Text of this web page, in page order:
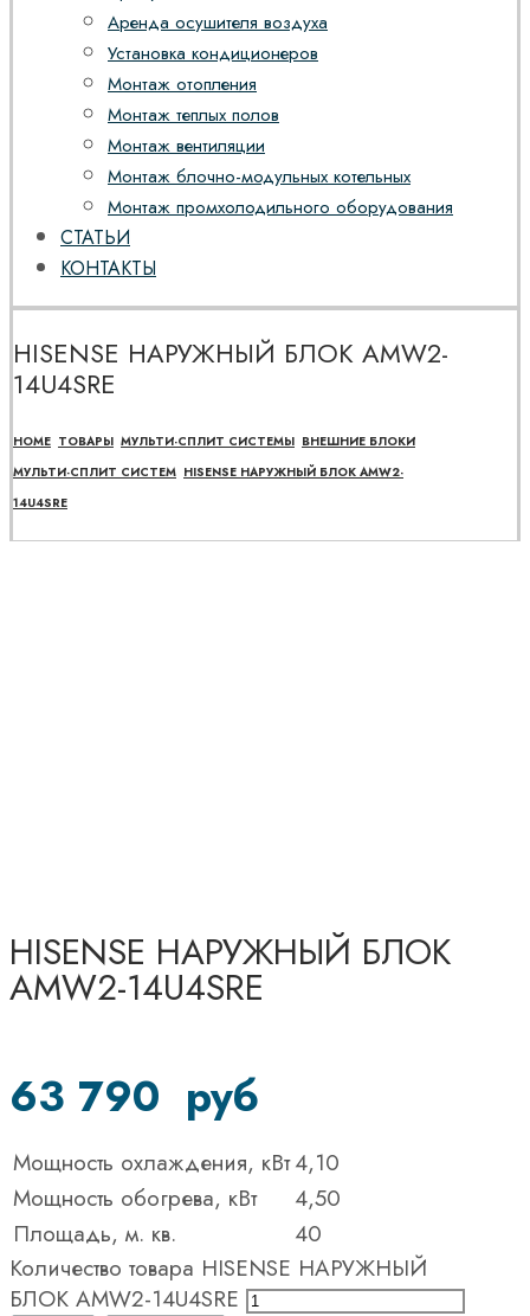
Аренда осушителя воздуха
Установка кондиционеров
Монтаж отопления
Монтаж теплых полов
Монтаж вентиляции
Монтаж блочно-модульных котельных
Монтаж промхолодильного оборудования
СТАТЬИ
КОНТАКТЫ
HISENSE НАРУЖНЫЙ БЛОК AMW2-
14U4SRE
HOME ТОВАРЫ МУЛЬТИ-СПЛИТ СИСТЕМЫ ВНЕШНИЕ БЛОКИ
МУЛЬТИ-СПЛИТ СИСТЕМ HISENSE НАРУЖНЫЙ БЛОК AMW2-
14U4SRE
HISENSE НАРУЖНЫЙ БЛОК
AMW2-14U4SRE
63 790 руб
Мощность охлаждения, кВт4,10
Мощность обогрева, кВт
4,50
Площадь, м. кв.
40
Количество товара HISENSE НАРУЖНЫЙ
БЛОК AMW2-14U4SRE